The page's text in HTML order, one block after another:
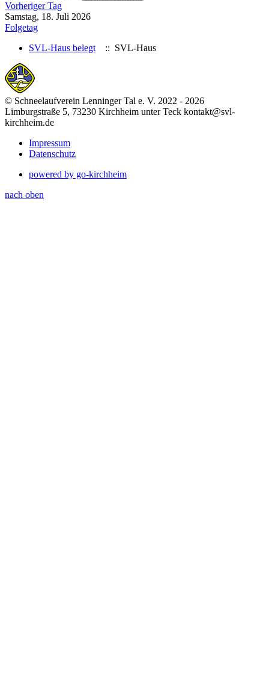
Vorheriger Tag
Samstag, 18. Juli 2026
Folgetag
SVL-Haus belegt
:: SVL-Haus
© Schneelaufverein Lenninger Tal e. V. 2022 - 2026
Limburgstraße 5, 73230 Kirchheim unter Teck kontakt@svl-
kirchheim.de
Impressum
Datenschutz
powered by go-kirchheim
nach oben